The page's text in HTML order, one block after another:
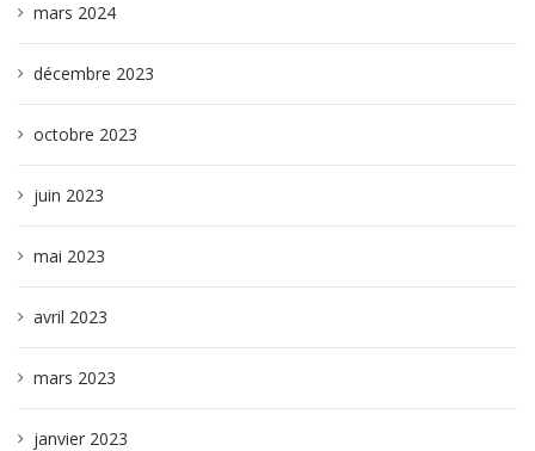
mars 2024
décembre 2023
octobre 2023
juin 2023
mai 2023
avril 2023
mars 2023
janvier 2023